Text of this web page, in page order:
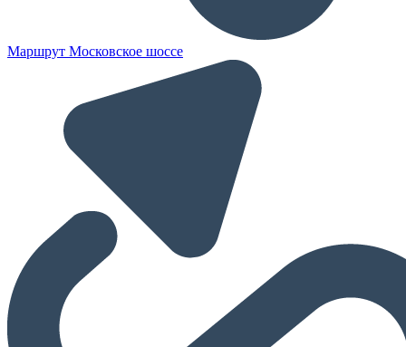
Маршрут Московское шоссе